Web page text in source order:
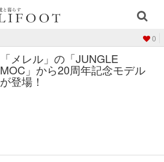
0
「メレル」の「JUNGLE
MOC」から20周年記念モデル
が登場！